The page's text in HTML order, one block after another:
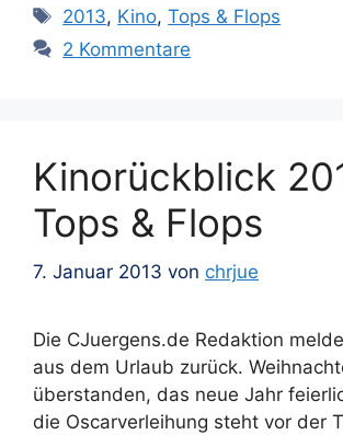
Schlagwörter
2013, Kino,Tops & Flops
2 Kommentare
Kinorückblick
Tops & Flops
7. Januar 2013 von chrjue
Die CJuergens.de Redaktion
aus dem Urlaub zurück.
überstanden, das neue Jahr
die Oscarverleihung steht vor der